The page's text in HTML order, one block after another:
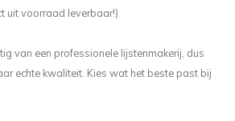
uit voorraad leverbaar!)
van een professionele lijstenmakerij, dus
echte kwaliteit. Kies wat het beste past bij